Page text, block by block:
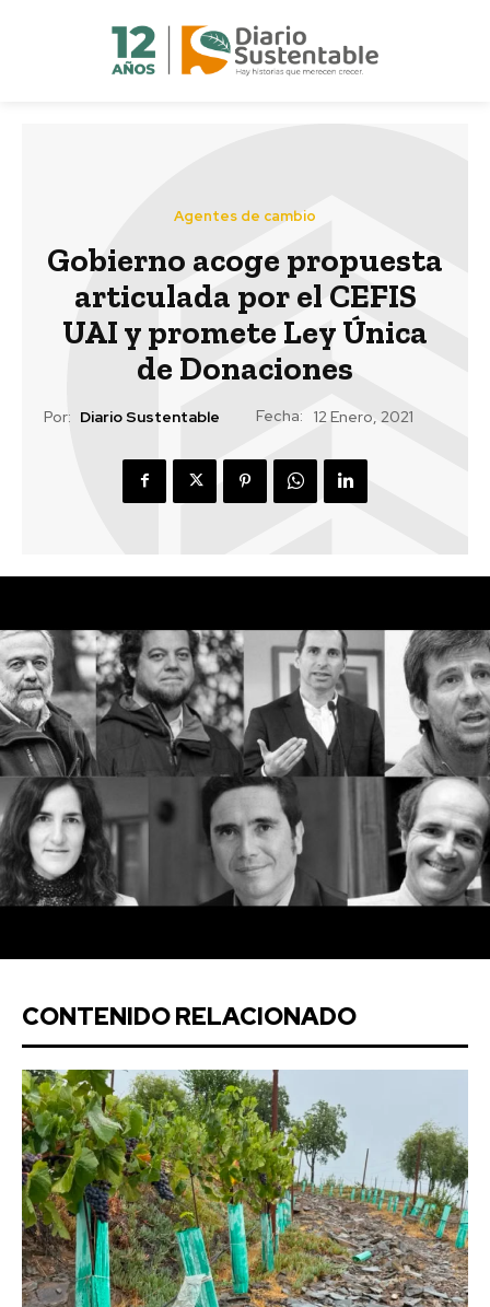
Agentes de cambio
Gobierno acoge propuesta
articulada por el CEFIS
UAI y promete Ley Única
de Donaciones
Por: Diario Sustentable Fecha: 12 Enero, 2021
CONTENIDO RELACIONADO